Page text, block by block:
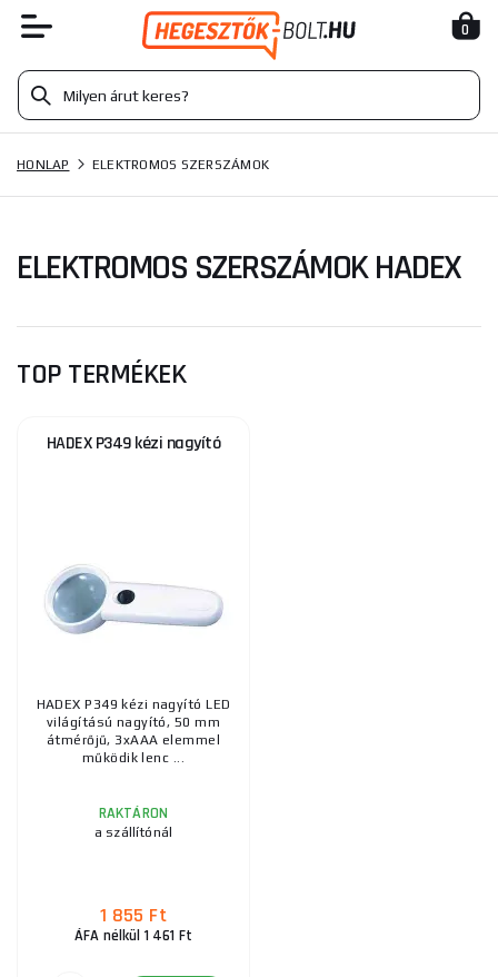
0
HONLAP ELEKTROMOS SZERSZÁMOK
ELEKTROMOS SZERSZÁMOK HADEX
TOP TERMÉKEK
HADEX P349 kézi nagyító
HADEX P349 kézi nagyító LED
világítású nagyító, 50 mm
átmérőjű, 3xAAA elemmel
működik lenc ...
RAKTÁRON
a szállítónál
1 855 Ft
ÁFA nélkül 1 461 Ft